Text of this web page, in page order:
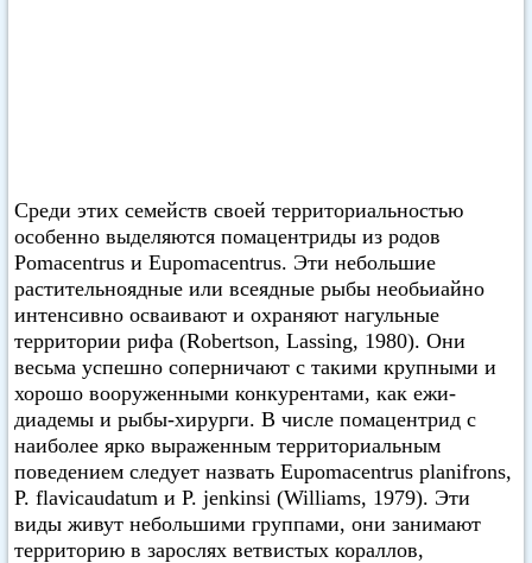
Среди этих семейств своей территориальностью
особенно выделяются помацентриды из родов
Pomacentrus и Eupomacentrus. Эти небольшие
растительноядные или всеядные рыбы необьиайно
интенсивно осваивают и охраняют нагульные
территории рифа (Robertson, Lassing, 1980). Они
весьма успешно соперничают с такими крупными и
хорошо вооруженными конкурентами, как ежи-
диадемы и рыбы-хирурги. В числе помацентрид с
наиболее ярко выраженным территориальным
поведением следует назвать Eupomacentrus planifrons,
Р. flavicaudatum и Р. jenkinsi (Williams, 1979). Эти
виды живут небольшими группами, они занимают
территорию в зарослях ветвистых кораллов,